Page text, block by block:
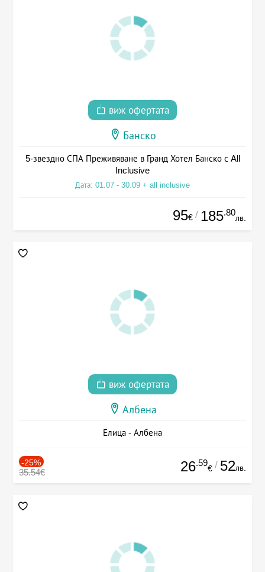
виж офертата
Банско
5-звездно СПА Преживяване в Гранд Хотел Банско с All
Inclusive
Дата: 01.07 - 30.09 + all inclusive
95€ / 185.80
лв.
виж офертата
Албена
Елица - Албена
-25%
35.54€ 26.59
€ / 52лв.